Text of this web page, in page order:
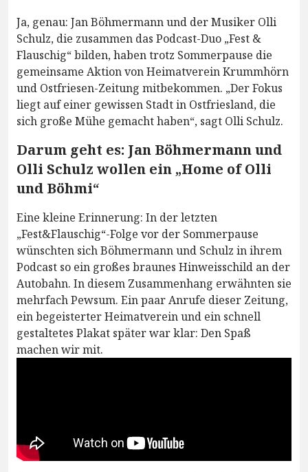
Ja, genau: Jan Böhmermann und der Musiker Olli
Schulz, die zusammen das Podcast-Duo „Fest &
Flauschig“ bilden, haben trotz Sommerpause die
gemeinsame Aktion von Heimatverein Krummhörn
und Ostfriesen-Zeitung mitbekommen. „Der Fokus
liegt auf einer gewissen Stadt in Ostfriesland, die
sich große Mühe gemacht haben“, sagt Olli Schulz.
Darum geht es: Jan Böhmermann und
Olli Schulz wollen ein „Home of Olli
und Böhmi“
Eine kleine Erinnerung: In der letzten
„Fest&Flauschig“-Folge vor der Sommerpause
wünschten sich Böhmermann und Schulz in ihrem
Podcast so ein großes braunes Hinweisschild an der
Autobahn. In diesem Zusammenhang erwähnten sie
mehrfach Pewsum. Ein paar Anrufe dieser Zeitung,
ein begeisterter Heimatverein und ein schnell
gestaltetes Plakat später war klar: Den Spaß
machen wir mit.